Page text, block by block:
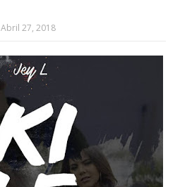
Abril 27, 2018